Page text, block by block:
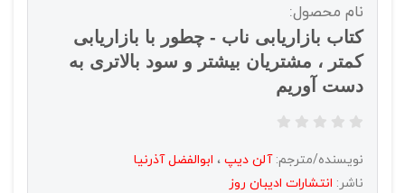
نام محصول:
کتاب بازاریابی ناب - چطور با بازاریابی
کمتر ، مشتریان بیشتر و سود بالاتری به
دست آوریم
نویسنده/مترجم:آلن دیپ ، ابوالفضل آذرنیا
ناشر: انتشارات اديبان روز